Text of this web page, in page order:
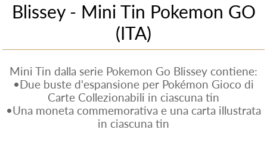
Blissey - Mini Tin Pokemon GO
(ITA)
Mini Tin dalla serie Pokemon Go Blissey contiene:
•Due buste d'espansione per Pokémon Gioco di
Carte Collezionabili in ciascuna tin
•Una moneta commemorativa e una carta illustrata
in ciascuna tin